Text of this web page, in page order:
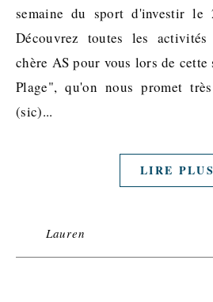
semaine du sport d'investir
Découvrez toutes les
chère AS pour vous lors de cette
Plage", qu'on nous promet
(sic)...
LIRE PLUS
Lauren